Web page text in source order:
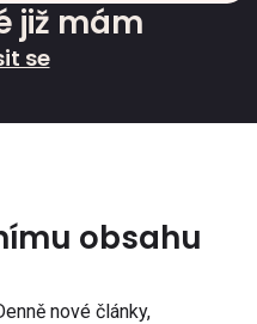
již mám
se
obsahu
nové články,